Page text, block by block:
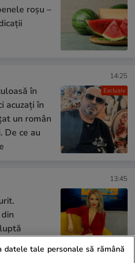
roșu –
Exclusiv
14:25
în
acuzați în
un român
De ce au
13:45
datele tale personale să rămână